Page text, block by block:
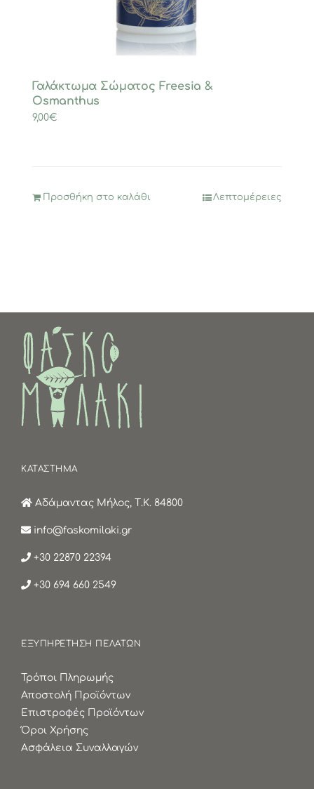
Γαλάκτωμα Σώματος Freesia &
Osmanthus
9,00€
Προσθήκη στο καλάθι Λεπτομέρειες
ΚΑΤΑΣΤΗΜΑ
Αδάμαντας Μήλος, Τ.Κ. 84800
info@faskomilaki.gr
+30 22870 22394
+30 694 660 2549
ΕΞΥΠΗΡΕΤΗΣΗ ΠΕΛΑΤΩΝ
Τρόποι Πληρωμής
Αποστολή Προϊόντων
Επιστροφές Προϊόντων
Όροι Χρήσης
Ασφάλεια Συναλλαγών